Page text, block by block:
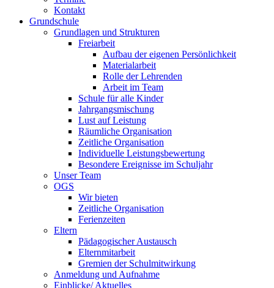
Kontakt
Grundschule
Grundlagen und Strukturen
Freiarbeit
Aufbau der eigenen Persönlichkeit
Materialarbeit
Rolle der Lehrenden
Arbeit im Team
Schule für alle Kinder
Jahrgangsmischung
Lust auf Leistung
Räumliche Organisation
Zeitliche Organisation
Individuelle Leistungsbewertung
Besondere Ereignisse im Schuljahr
Unser Team
OGS
Wir bieten
Zeitliche Organisation
Ferienzeiten
Eltern
Pädagogischer Austausch
Elternmitarbeit
Gremien der Schulmitwirkung
Anmeldung und Aufnahme
Einblicke/ Aktuelles